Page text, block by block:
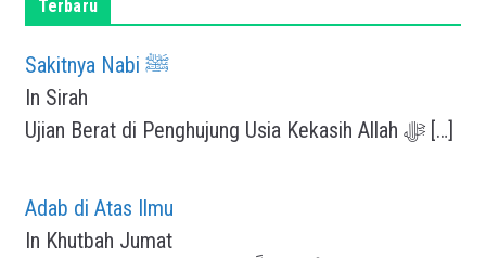
Terbaru
Sakitnya Nabi ﷺ
In Sirah
Ujian Berat di Penghujung Usia Kekasih Allah ﷻ […]
Adab di Atas Ilmu
In Khutbah Jumat